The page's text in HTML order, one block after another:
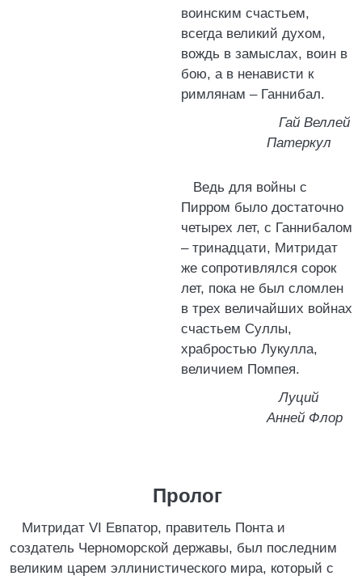
воинским счастьем,
всегда великий духом,
вождь в замыслах, воин в
бою, а в ненависти к
римлянам – Ганнибал.
Гай Веллей
Патеркул
Ведь для войны с
Пирром было достаточно
четырех лет, с Ганнибалом
– тринадцати, Митридат
же сопротивлялся сорок
лет, пока не был сломлен
в трех величайших войнах
счастьем Суллы,
храбростью Лукулла,
величием Помпея.
Луций
Анней Флор
Пролог
Митридат VI Евпатор, правитель Понта и
создатель Черноморской державы, был последним
великим царем эллинистического мира, который с